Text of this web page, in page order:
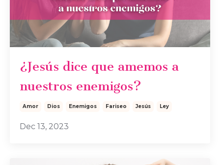
¿Jesús dice que amemos a
nuestros enemigos?
Amor Dios Enemigos Fariseo Jesús Ley
Dec 13, 2023